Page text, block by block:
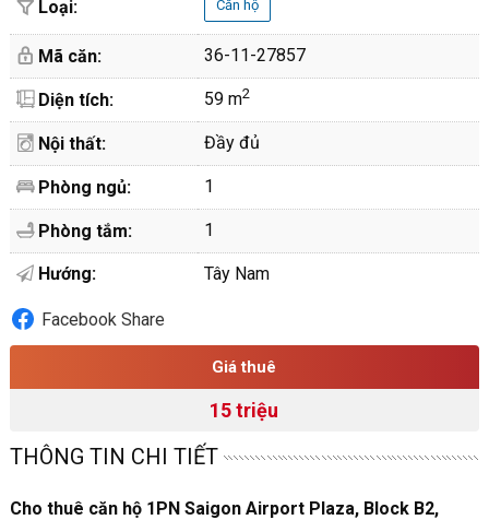
Loại:
Căn hộ
Mã căn: 36-11-27857
Diện tích: 59 m2
Nội thất: Đầy đủ
Phòng ngủ: 1
Phòng tắm: 1
Hướng: Tây Nam
Facebook Share
Giá thuê
15 triệu
THÔNG TIN CHI TIẾT
Cho thuê căn hộ 1PN Saigon Airport Plaza, Block B2,